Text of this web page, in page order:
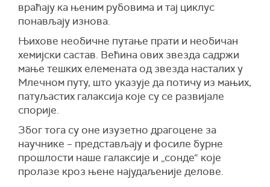
враћају ка њеним рубовима и тај циклус
понављају изнова.
Њихове необичне путање прати и необичан
хемијски састав. Већина ових звезда садржи
мање тешких елемената од звезда насталих у
Млечном путу, што указује да потичу из мањих,
патуљастих галаксија које су се развијале
спорије.
Због тога су оне изузетно драгоцене за
научнике – представљају и фосиле бурне
прошлости наше галаксије и „сонде“ које
пролазе кроз њене најудаљеније делове.